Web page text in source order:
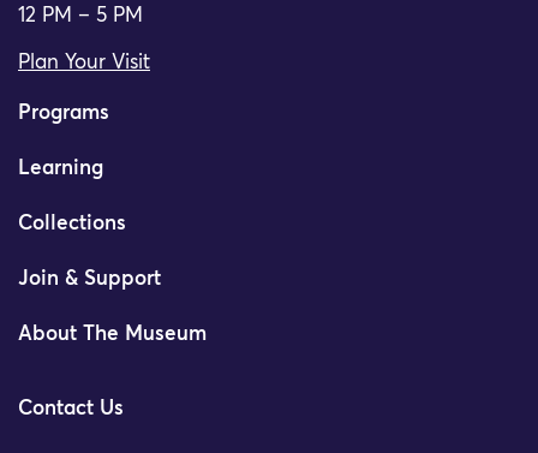
12 PM – 5 PM
Plan Your Visit
Programs
Learning
Collections
Join & Support
About The Museum
Contact Us